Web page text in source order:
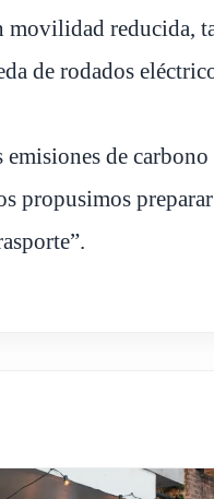
movilidad reducida,
de rodados
de carbono
propusimos